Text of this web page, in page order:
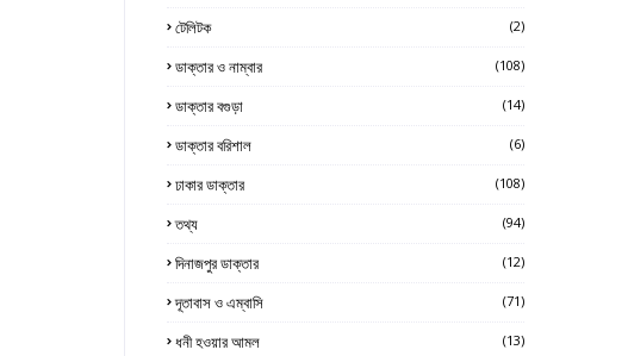
টেলিটক (2)
ডাক্তার ও নাম্বার (108)
ডাক্তার বগুড়া (14)
ডাক্তার বরিশাল (6)
ঢাকার ডাক্তার (108)
তথ্য (94)
দিনাজপুর ডাক্তার (12)
দূতাবাস ও এম্বাসি (71)
ধনী হওয়ার আমল (13)